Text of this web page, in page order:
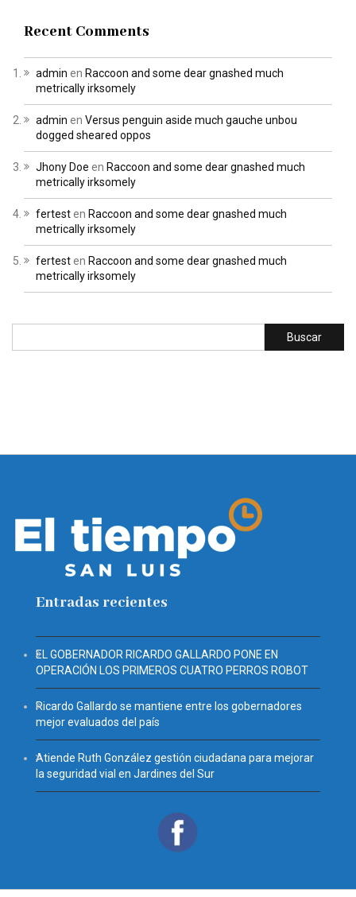
Recent Comments
admin en Raccoon and some dear gnashed much
metrically irksomely
admin en Versus penguin aside much gauche unbou
dogged sheared oppos
Jhony Doe en Raccoon and some dear gnashed much
metrically irksomely
fertesten Raccoon and some dear gnashed much
metrically irksomely
fertesten Raccoon and some dear gnashed much
metrically irksomely
Entradas recientes
EL GOBERNADOR RICARDO GALLARDO PONE EN
OPERACIÓN LOS PRIMEROS CUATRO PERROS ROBOT
Ricardo Gallardo se mantiene entre los gobernadores
mejor evaluados del país
Atiende Ruth González gestión ciudadana para mejorar
la seguridad vial en Jardines del Sur